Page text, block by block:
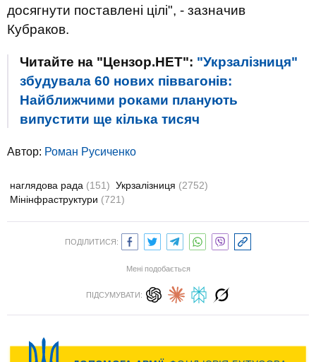
досягнути поставлені цілі", - зазначив
Кубраков.
Читайте на "Цензор.НЕТ": "Укрзалізниця"
збудувала 60 нових піввагонів:
Найближчими роками планують
випустити ще кілька тисяч
Автор: Роман Русиченко
наглядова рада (151) Укрзалізниця (2752)
Мінінфраструктури (721)
ПОДІЛИТИСЯ:
Мені подобається
ПІДСУМУВАТИ: